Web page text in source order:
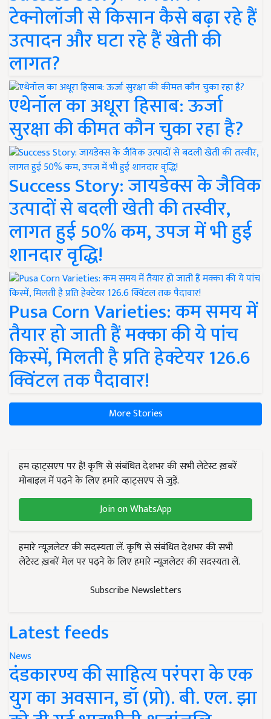
टेक्नोलॉजी से किसान कैसे बढ़ा रहे हैं
उत्पादन और घटा रहे हैं खेती की
लागत?
एथेनॉल का अधूरा हिसाब: ऊर्जा
सुरक्षा की कीमत कौन चुका रहा है?
Success Story: जायडेक्स के जैविक
उत्पादों से बदली खेती की तस्वीर,
लागत हुई 50% कम, उपज में भी हुई
शानदार वृद्धि!
Pusa Corn Varieties: कम समय में
तैयार हो जाती हैं मक्का की ये पांच
किस्में, मिलती है प्रति हेक्टेयर 126.6
क्विंटल तक पैदावार!
More Stories
हम व्हाट्सएप पर हैं! कृषि से संबंधित देशभर की सभी लेटेस्ट ख़बरें
मोबाइल में पढ़ने के लिए हमारे व्हाट्सएप से जुड़ें.
Join on WhatsApp
हमारे न्यूज़लेटर की सदस्यता लें. कृषि से संबंधित देशभर की सभी
लेटेस्ट ख़बरें मेल पर पढ़ने के लिए हमारे न्यूज़लेटर की सदस्यता लें.
Subscribe Newsletters
Latest feeds
News
दंडकारण्य की साहित्य परंपरा के एक
युग का अवसान, डॉ (प्रो). बी. एल. झा